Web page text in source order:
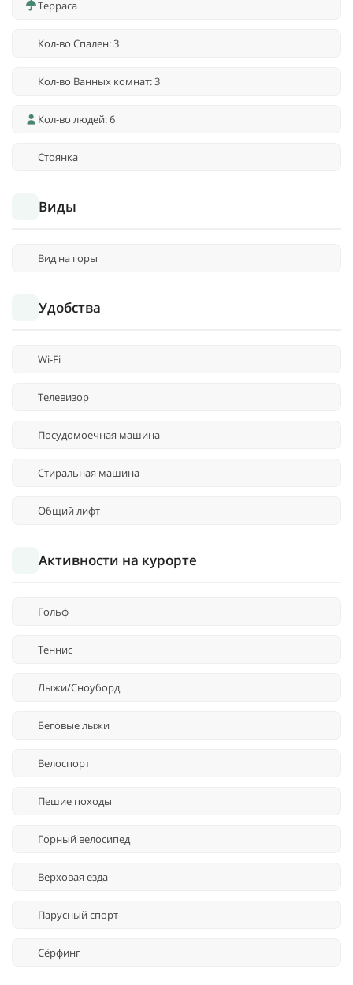
Терраса
Кол-во Спален: 3
Кол-во Ванных комнат: 3
Кол-во людей: 6
Стоянка
Виды
Вид на горы
Удобства
Wi-Fi
Телевизор
Посудомоечная машина
Стиральная машина
Общий лифт
Активности на курорте
Гольф
Теннис
Лыжи/Сноуборд
Беговые лыжи
Велоспорт
Пешие походы
Горный велосипед
Верховая езда
Парусный спорт
Сёрфинг